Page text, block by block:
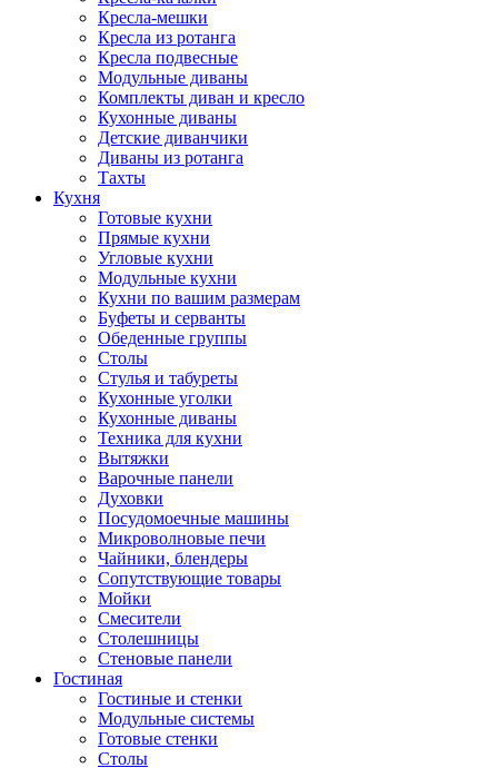
Кресла-мешки
Кресла из ротанга
Кресла подвесные
Модульные диваны
Комплекты диван и кресло
Кухонные диваны
Детские диванчики
Диваны из ротанга
Тахты
Кухня
Готовые кухни
Прямые кухни
Угловые кухни
Модульные кухни
Кухни по вашим размерам
Буфеты и серванты
Обеденные группы
Столы
Стулья и табуреты
Кухонные уголки
Кухонные диваны
Техника для кухни
Вытяжки
Варочные панели
Духовки
Посудомоечные машины
Микроволновые печи
Чайники, блендеры
Сопутствующие товары
Мойки
Смесители
Столешницы
Стеновые панели
Гостиная
Гостиные и стенки
Модульные системы
Готовые стенки
Столы